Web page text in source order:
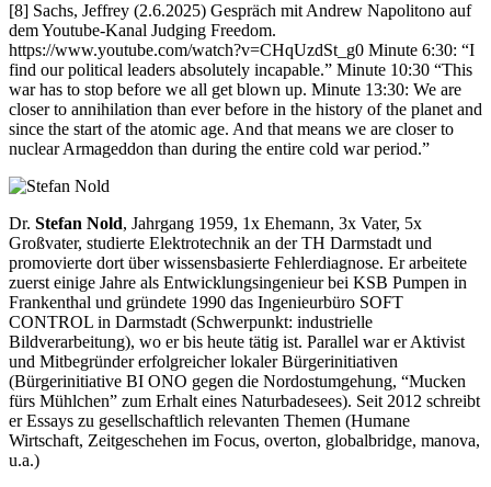
[8] Sachs, Jeffrey (2.6.2025) Gespräch mit Andrew Napolitono auf
dem Youtube-Kanal Judging Freedom.
https://www.youtube.com/watch?v=CHqUzdSt_g0 Minute 6:30: “I
find our political leaders absolutely incapable.” Minute 10:30 “This
war has to stop before we all get blown up. Minute 13:30: We are
closer to annihilation than ever before in the history of the planet and
since the start of the atomic age. And that means we are closer to
nuclear Armageddon than during the entire cold war period.”
Dr. Stefan Nold, Jahrgang 1959, 1x Ehemann, 3x Vater, 5x
Großvater, studierte Elektrotechnik an der TH Darmstadt und
promovierte dort über wissensbasierte Fehlerdiagnose. Er arbeitete
zuerst einige Jahre als Entwicklungsingenieur bei KSB Pumpen in
Frankenthal und gründete 1990 das Ingenieurbüro SOFT
CONTROL in Darmstadt (Schwerpunkt: industrielle
Bildverarbeitung), wo er bis heute tätig ist. Parallel war er Aktivist
und Mitbegründer erfolgreicher lokaler Bürgerinitiativen
(Bürgerinitiative BI ONO gegen die Nordostumgehung, “Mucken
fürs Mühlchen” zum Erhalt eines Naturbadesees). Seit 2012 schreibt
er Essays zu gesellschaftlich relevanten Themen (Humane
Wirtschaft, Zeitgeschehen im Focus, overton, globalbridge, manova,
u.a.)